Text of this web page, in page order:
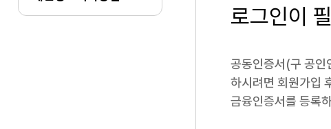
로그인이
공동인증서(구 공인
하시려면 회원가입
금융인증서를 등록